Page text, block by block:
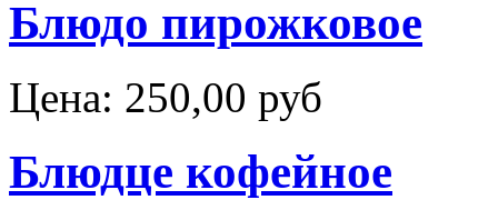
Блюдо пирожковое
Цена: 250,00 руб
Блюдце кофейное